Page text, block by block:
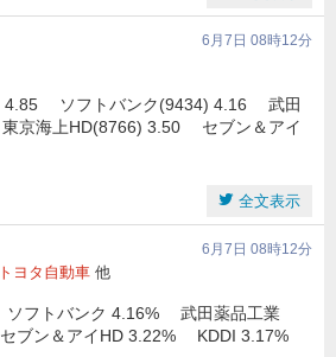
6月7日 08時12分
4.85 ソフトバンク(9434) 4.16 武田
海上HD(8766) 3.50 セブン＆アイ
全文表示
6月7日 08時12分
トヨタ自動車 他
フトバンク 4.16% 武田薬品工業
ン＆アイHD 3.22% KDDI 3.17%